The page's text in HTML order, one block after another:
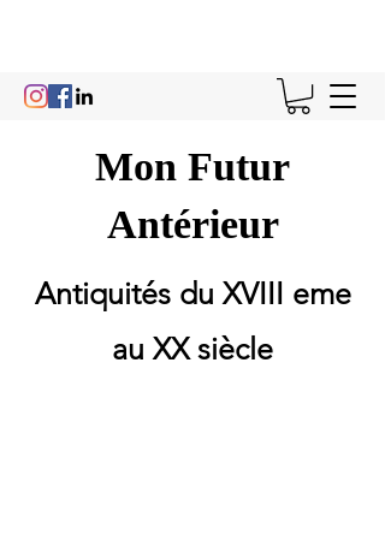
Mon Futur
Antérieur
Antiquités du XVIII eme
au XX siècle